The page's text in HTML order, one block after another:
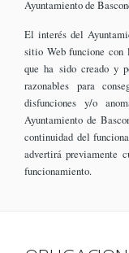
Ayuntamiento de
El interés del
sitio Web funcione
que ha sido creado y
razonables para
disfunciones y/o
Ayuntamiento de
continuidad del
advertirá previamente
funcionamiento.